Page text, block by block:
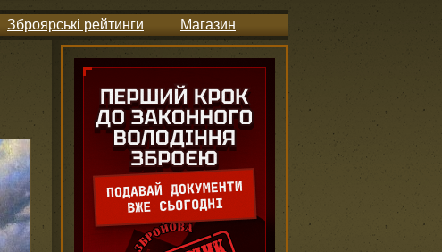
Зброярські рейтинги Магазин